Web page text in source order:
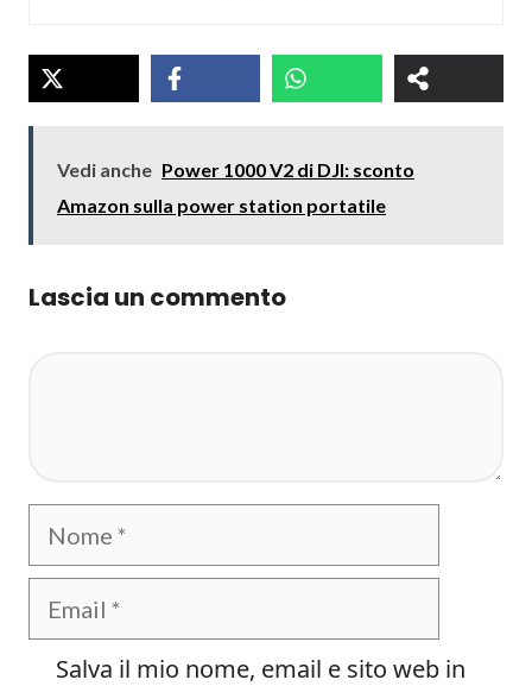
Vedi anche Power 1000 V2 di DJI: sconto
Amazon sulla power station portatile
Lascia un commento
Salva il mio nome, email e sito web in